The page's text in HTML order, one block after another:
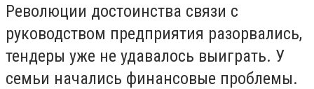
Революции достоинства связи с
руководством предприятия разорвались,
тендеры уже не удавалось выиграть. У
семьи начались финансовые проблемы.